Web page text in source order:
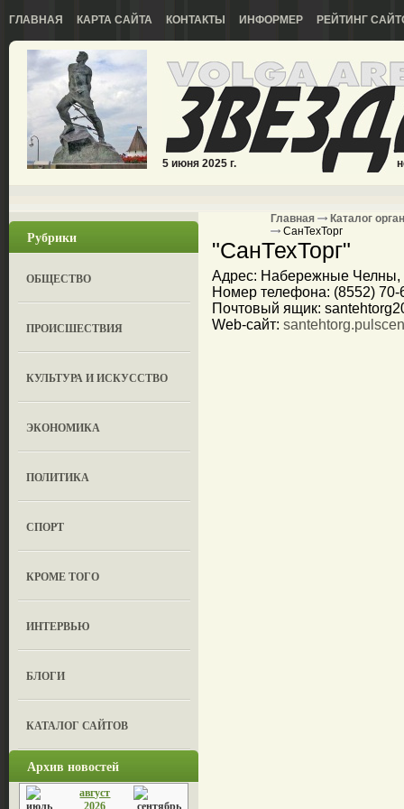
ГЛАВНАЯ КАРТА САЙТА КОНТАКТЫ ИНФОРМЕР РЕЙТИНГ
5 июня 2025 г.
Рубрики
ОБЩЕСТВО
ПРОИСШЕСТВИЯ
КУЛЬТУРА И ИСКУССТВО
ЭКОНОМИКА
ПОЛИТИКА
СПОРТ
КРОМЕ ТОГО
ИНТЕРВЬЮ
БЛОГИ
КАТАЛОГ САЙТОВ
Архив новостей
август
2026
Главная
Каталог
СанТехТорг
"СанТехТорг"
Адрес: Набережные
Номер телефона: (8552) 70-
Почтовый ящик:
Web-сайт: